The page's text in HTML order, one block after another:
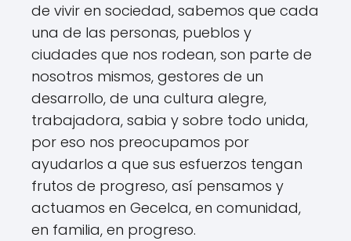
de vivir en sociedad, sabemos que cada
una de las personas, pueblos y
ciudades que nos rodean, son parte de
nosotros mismos, gestores de un
desarrollo, de una cultura alegre,
trabajadora, sabia y sobre todo unida,
por eso nos preocupamos por
ayudarlos a que sus esfuerzos tengan
frutos de progreso, así pensamos y
actuamos en Gecelca, en comunidad,
en familia, en progreso.